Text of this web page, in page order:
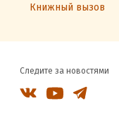
Книжный вызов
Следите за новостями